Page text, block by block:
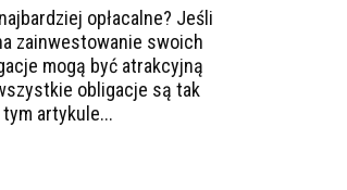
opłacalne? Jeśli
zainwestowanie swoich
mogą być atrakcyjną
obligacje są tak
tym artykule...